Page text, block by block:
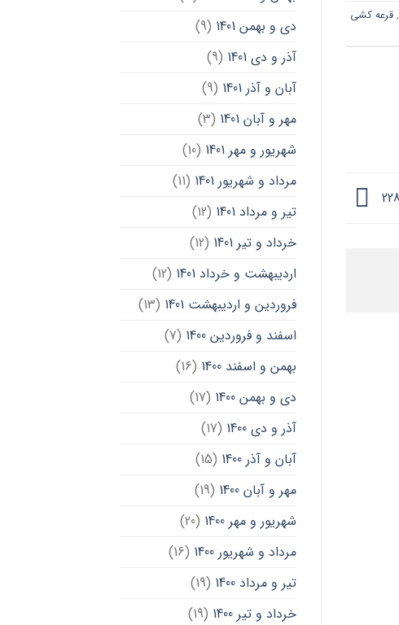
,قرعه کشی
دی و بهمن 1401
(9)
آذر و دی 1401
(9)
آبان و آذر 1401
(9)
مهر و آبان 1401
(3)
شهریور و مهر 1401
(10)
مرداد و شهریور 1401
(11)
تیر و مرداد 1401
(12)
خرداد و تیر 1401
(12)
اردیبهشت و خرداد 1401
(12)
فروردین و اردیبهشت 1401
(13)
اسفند و فروردین 1400
(7)
بهمن و اسفند 1400
(16)
دی و بهمن 1400
(17)
آذر و دی 1400
(17)
آبان و آذر 1400
(15)
مهر و آبان 1400
(19)
شهریور و مهر 1400
(20)
مرداد و شهریور 1400
(16)
تیر و مرداد 1400
(19)
خرداد و تیر 1400
(19)